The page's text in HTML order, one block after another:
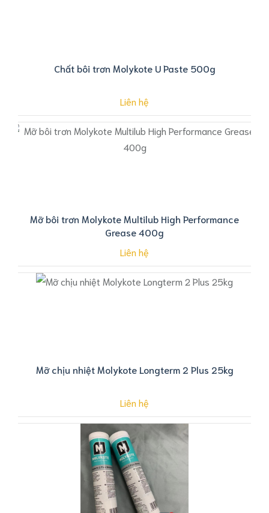
Chất bôi trơn Molykote U Paste 500g
Liên hệ
Mỡ bôi trơn Molykote Multilub High Performance
Grease 400g
Liên hệ
Mỡ chịu nhiệt Molykote Longterm 2 Plus 25kg
Liên hệ